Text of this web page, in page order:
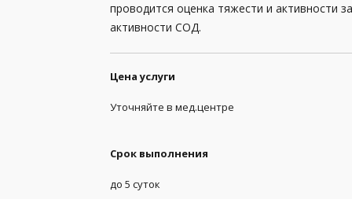
Микробиологические исследования, посевы
Общий анализ крови
Онкомаркеры
Свертываемость крови
Установление родства
проводится оценка тяжести и активности
активности СОД.
Цена услуги
Уточняйте в мед.центре
Срок выполнения
до 5 суток